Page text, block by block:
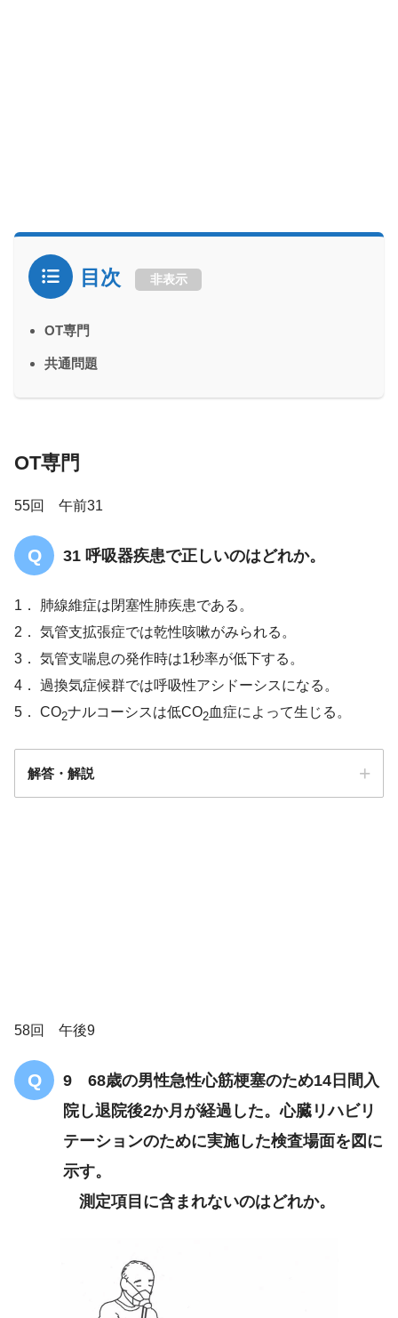
目次 非表示
OT専門
共通問題
OT専門
55回 午前31
31 呼吸器疾患で正しいのはどれか。
1． 肺線維症は閉塞性肺疾患である。
2． 気管支拡張症では乾性咳嗽がみられる。
3． 気管支喘息の発作時は1秒率が低下する。
4． 過換気症候群では呼吸性アシドーシスになる。
5． CO2ナルコーシスは低CO2血症によって生じる。
解答・解説
58回 午後9
9 68歳の男性急性心筋梗塞のため14日間入
院し退院後2か月が経過した。心臓リハビリ
テーションのために実施した検査場面を図に
示す。
測定項目に含まれないのはどれか。